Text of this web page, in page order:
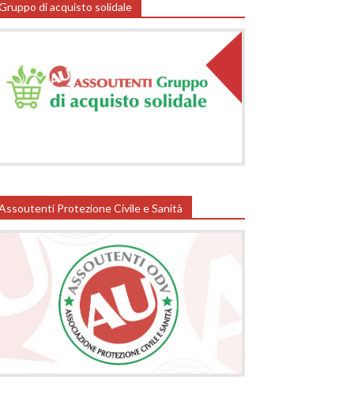
di acquisto solidale
Protezione Civile e Sanità